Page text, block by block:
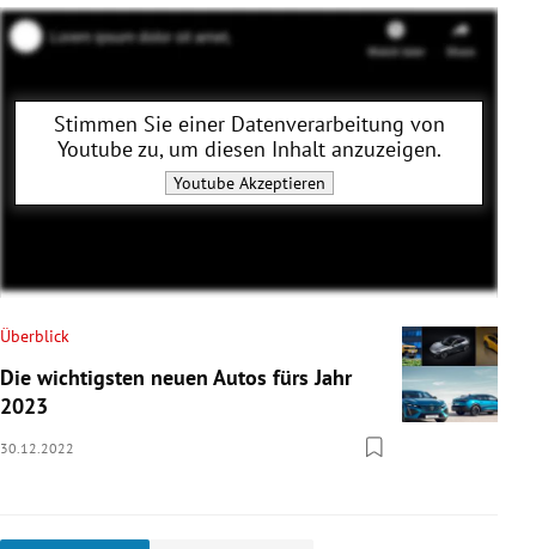
Stimmen Sie einer Datenverarbeitung von
Youtubezu, um diesen Inhalt anzuzeigen.
YoutubeAkzeptieren
Überblick
Die wichtigsten neuen Autos fürs Jahr
2023
30.12.2022